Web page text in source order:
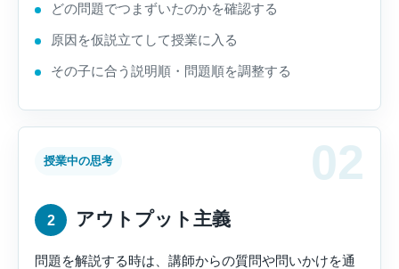
どの問題でつまずいたのかを確認する
原因を仮説立てして授業に入る
その子に合う説明順・問題順を調整する
授業中の思考
2 アウトプット主義
問題を解説する時は、講師からの質問や問いかけを通